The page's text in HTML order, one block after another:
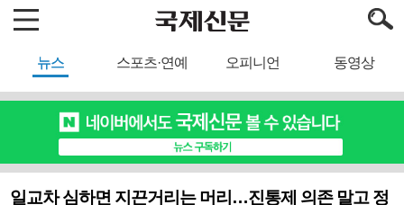
뉴스 스포츠·연예 오피니언 동영상
일교차 심하면 지끈거리는 머리…진통제 의존 말고 정